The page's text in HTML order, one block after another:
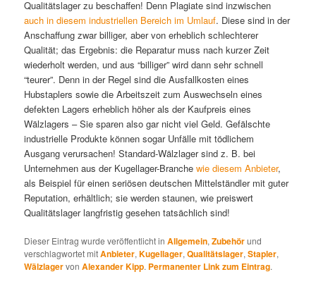
Qualitätslager zu beschaffen! Denn Plagiate sind inzwischen
auch in diesem industriellen Bereich im Umlauf. Diese sind in der
Anschaffung zwar billiger, aber von erheblich schlechterer
Qualität; das Ergebnis: die Reparatur muss nach kurzer Zeit
wiederholt werden, und aus “billiger” wird dann sehr schnell
“teurer”. Denn in der Regel sind die Ausfallkosten eines
Hubstaplers sowie die Arbeitszeit zum Auswechseln eines
defekten Lagers erheblich höher als der Kaufpreis eines
Wälzlagers – Sie sparen also gar nicht viel Geld. Gefälschte
industrielle Produkte können sogar Unfälle mit tödlichem
Ausgang verursachen! Standard-Wälzlager sind z. B. bei
Unternehmen aus der Kugellager-Branchewie diesem Anbieter,
als Beispiel für einen seriösen deutschen Mittelständler mit guter
Reputation, erhältlich; sie werden staunen, wie preiswert
Qualitätslager langfristig gesehen tatsächlich sind!
Dieser Eintrag wurde veröffentlicht inAllgemein,Zubehörund
verschlagwortet mitAnbieter,Kugellager,Qualitätslager,Stapler,
WälzlagervonAlexander Kipp. Permanenter Link zum Eintrag.